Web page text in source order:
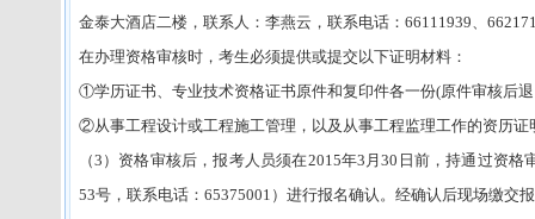
金泰大酒店二楼，联系人：李燕云，联系电话：66111939、
在办理资格审核时，考生必须提供或提交以下证明材料：
①学历证书、专业技术资格证书原件和复印件各一份(原件审核后
②从事工程设计或工程施工管理，以及从事工程监理工作的资历证
（3）资格审核后，报考人员须在2015年3月30日前，持通过资
53号，联系电话：65375001）进行报名确认。经确认后现场缴交